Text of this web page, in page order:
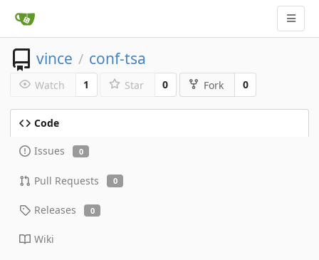
vince / conf-tsa
Watch 1 Star 0 Fork 0
Code
Issues 0
Pull Requests 0
Releases 0
Wiki